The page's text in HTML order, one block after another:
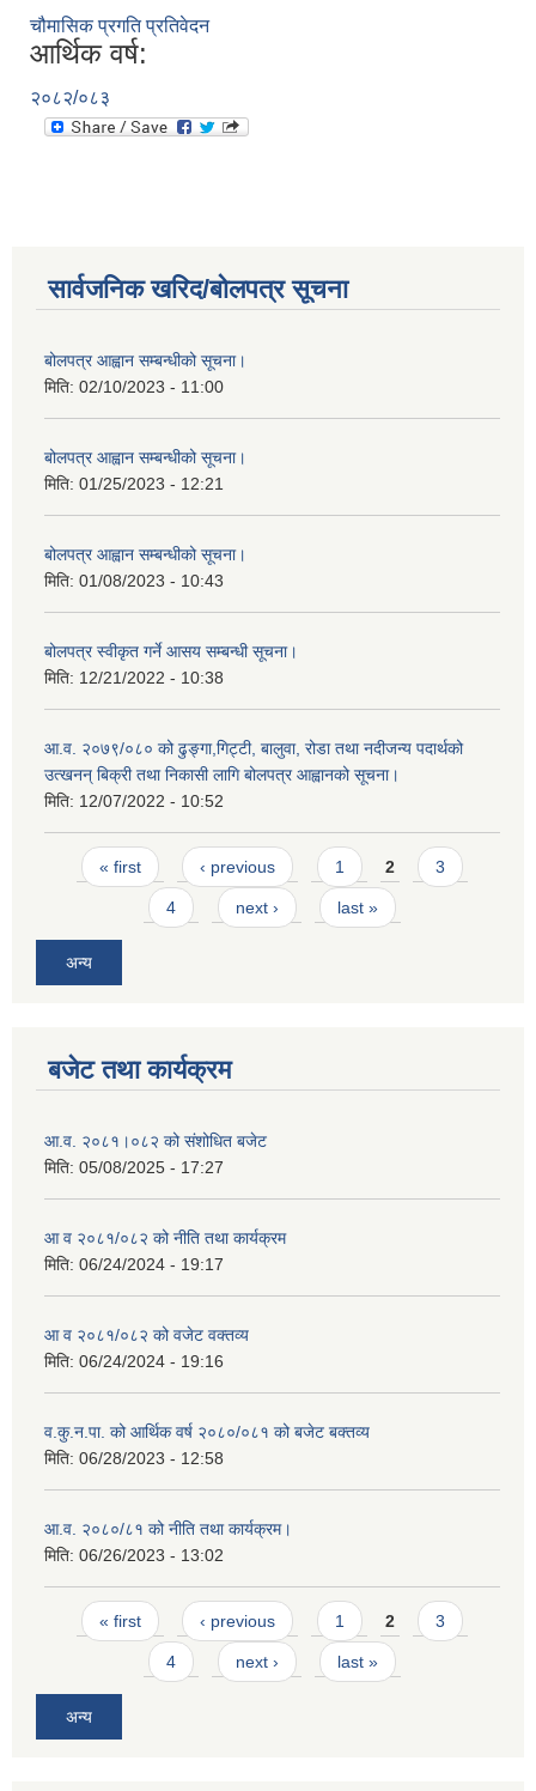
चौमासिक प्रगति प्रतिवेदन
आर्थिक वर्ष:
२०८२/०८३
सार्वजनिक खरिद/बोलपत्र सूचना
बोलपत्र आह्वान सम्बन्धीको सूचना।
मिति: 02/10/2023 - 11:00
बोलपत्र आह्वान सम्बन्धीको सूचना।
मिति: 01/25/2023 - 12:21
बोलपत्र आह्वान सम्बन्धीको सूचना।
मिति: 01/08/2023 - 10:43
बोलपत्र स्वीकृत गर्ने आसय सम्बन्धी सूचना।
मिति: 12/21/2022 - 10:38
आ.व. २०७९/०८० को ढुङ्गा,गिट्टी, बालुवा, रोडा तथा नदीजन्य पदार्थको
उत्खनन् बिक्री तथा निकासी लागि बोलपत्र आह्वानको सूचना।
मिति: 12/07/2022 - 10:52
Pages
« first ‹ previous 1 2 3
4 next › last »
अन्य
बजेट तथा कार्यक्रम
आ.व. २०८१।०८२ को संशोधित बजेट
मिति: 05/08/2025 - 17:27
आ व २०८१/०८२ को नीति तथा कार्यक्रम
मिति: 06/24/2024 - 19:17
आ व २०८१/०८२ को वजेट वक्तव्य
मिति: 06/24/2024 - 19:16
व.कु.न.पा. को आर्थिक वर्ष २०८०/०८१ को बजेट बक्तव्य
मिति: 06/28/2023 - 12:58
आ.व. २०८०/८१ को नीति तथा कार्यक्रम।
मिति: 06/26/2023 - 13:02
Pages
« first ‹ previous 1 2 3
4 next › last »
अन्य